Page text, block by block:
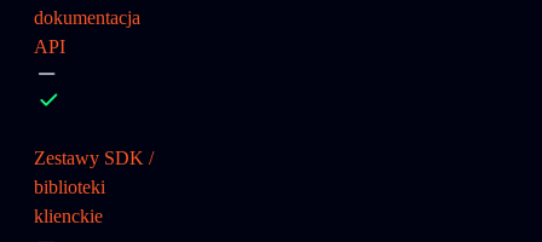
dokumentacja
API
Zestawy SDK /
biblioteki
klienckie